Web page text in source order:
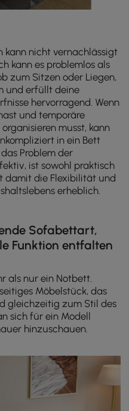
kann nicht vernachlässigt
kann es problemlos als
zum Sitzen oder Liegen,
und erfüllt deine
hervorragend. Wenn
und temporäre
musst, kann
in ein Bett
Problem der
ist sowohl praktisch
damit die Flexibilität und
erheblich.
Sofabettart,
Funktion entfalten
als nur ein Notbett.
Möbelstück, das
gleichzeitig zum Stil des
sich für ein Modell
hinzuschauen.